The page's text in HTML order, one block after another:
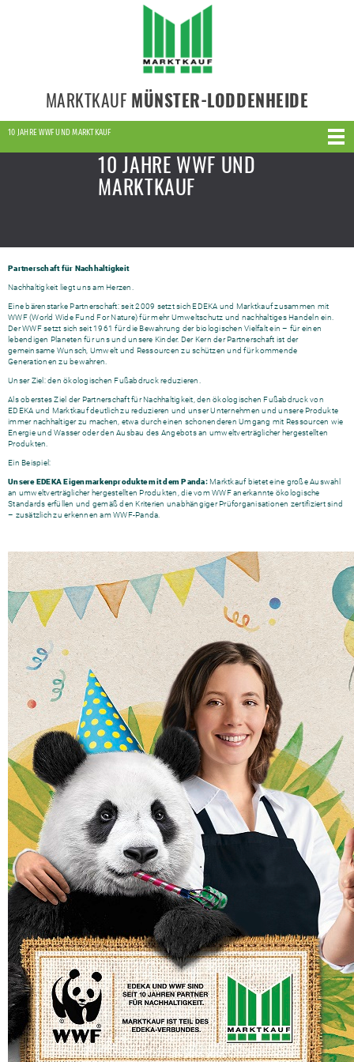
MARKTKAUF MÜNSTER-LODDENHEIDE
10 JAHRE WWF UND MARKTKAUF
10 JAHRE WWF UND
MARKTKAUF
Partnerschaft für Nachhaltigkeit
Nachhaltigkeit liegt uns am Herzen.
Eine bärenstarke Partnerschaft: seit 2009 setzt sich EDEKA und Marktkauf zusammen mit
WWF (World Wide Fund For Nature) für mehr Umweltschutz und nachhaltiges Handeln ein.
Der WWF setzt sich seit 1961 für die Bewahrung der biologischen Vielfalt ein – für einen
lebendigen Planeten für uns und unsere Kinder. Der Kern der Partnerschaft ist der
gemeinsame Wunsch, Umwelt und Ressourcen zu schützen und für kommende
Generationen zu bewahren.
Unser Ziel: den ökologischen Fußabdruck reduzieren.
Als oberstes Ziel der Partnerschaft für Nachhaltigkeit, den ökologischen Fußabdruck von
EDEKA und Marktkauf deutlich zu reduzieren und unser Unternehmen und unsere Produkte
immer nachhaltiger zu machen, etwa durch einen schonenderen Umgang mit Ressourcen wie
Energie und Wasser oder den Ausbau des Angebots an umweltverträglicher hergestellten
Produkten.
Ein Beispiel:
Unsere EDEKA Eigenmarkenprodukte mit dem Panda:Marktkauf bietet eine große Auswahl
an umweltverträglicher hergestellten Produkten, die vom WWF anerkannte ökologische
Standards erfüllen und gemäß den Kriterien unabhängiger Prüforganisationen zertifiziert sind
– zusätzlich zu erkennen am WWF-Panda.